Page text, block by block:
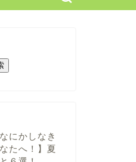
にかしなき
たへ！】夏